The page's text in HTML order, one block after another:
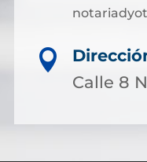

Calle 8